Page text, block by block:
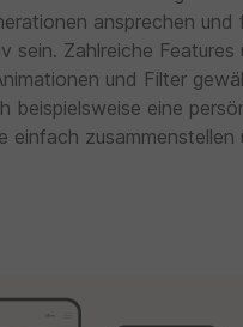
ansprechen und
sein. Zahlreiche Features
und Filter
beispielsweise eine
einfach zusammenstellen